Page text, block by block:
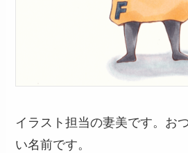
イラスト担当の妻美です。お
い名前です。